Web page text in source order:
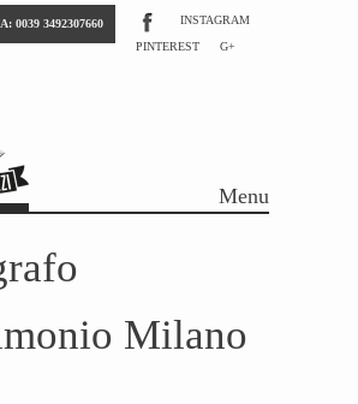
0039 3492307660
INSTAGRAM
PINTEREST
G+
Menu
Milano